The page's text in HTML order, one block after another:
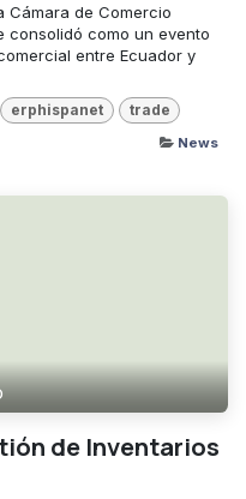
Cámara de Comercio
consolidó como un evento
entre Ecuador y
erphispanet trade
News
de Inventarios